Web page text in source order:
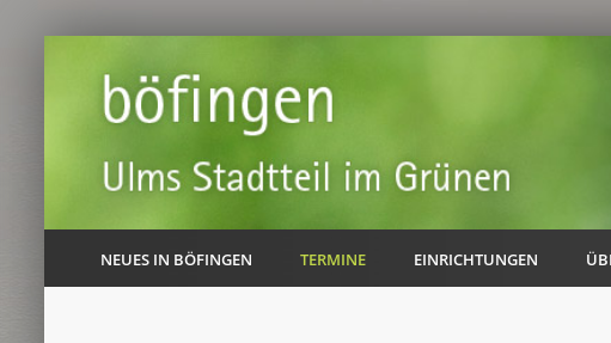
NEUES IN BÖFINGEN TERMINE EINRICHTUNGEN